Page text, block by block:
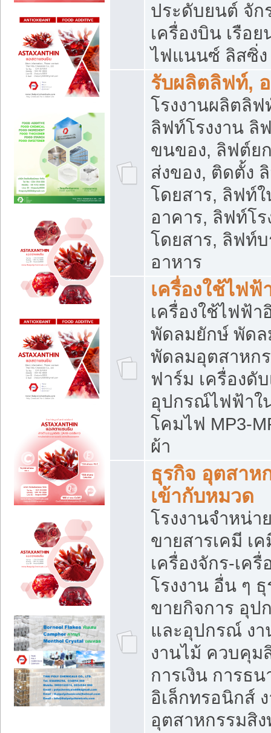
ประดับยนต์ จัก
เครื่องบิน เรือ
ไฟแนนซ์ ลิสซิ่ง
รับผลิตลิฟท์,
โรงงานผลิตลิ
ลิฟท์โรงงาน ลิ
ขนของ, ลิฟต์ย
ส่งของ, ติดตั้ง
โดยสาร, ลิฟท์
อาคาร, ลิฟท์โ
โดยสาร, ลิฟท์
อาหาร
เครื่องใช้ไฟฟ้
เครื่องใช้ไฟฟ้า
พัดลมยักษ์ พัด
พัดลมอุตสาหก
ฟาร์ม เครื่องดั
อุปกรณ์ไฟฟ้าใ
โคมไฟ MP3-
ผ้า
ธุรกิจ อุตสาห
เข้ากับหมวด
โรงงานจำหน่
ขายสารเคมี เ
เครื่องจักร-เค
โรงงาน อื่น ๆ
ขายกิจการ อุป
และอุปกรณ์ ง
งานไม้ ควบคุม
การเงิน การธ
อิเล็กทรอนิกส์
อุตสาหกรรมสิ